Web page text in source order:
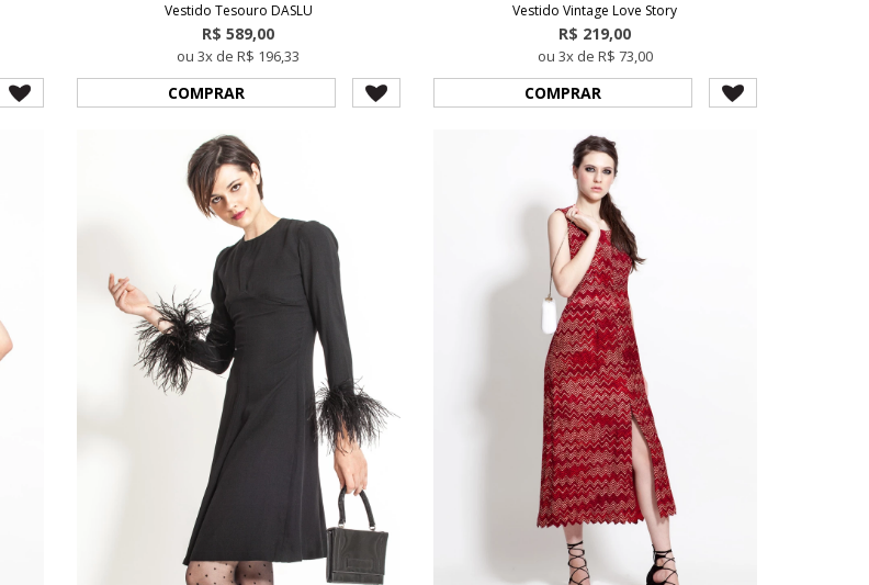
Vestido Tesouro DASLU
R$ 589,00
ou 3x de R$ 196,33
COMPRAR
Vestido Vintage Love Story
R$ 219,00
ou 3x de R$ 73,00
COMPRAR